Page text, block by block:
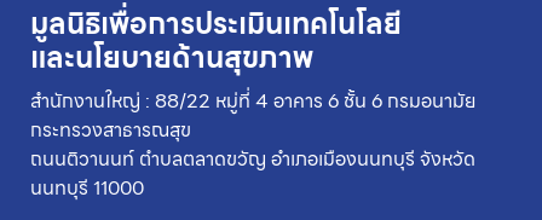
มูลนิธิเพื่อการประเมินเทคโนโลยี
และนโยบายด้านสุขภาพ
สำนักงานใหญ่ : 88/22 หมู่ที่ 4 อาคาร 6 ชั้น 6 กรมอนามัย
กระทรวงสาธารณสุข
ถนนติวานนท์ ตำบลตลาดขวัญ อำเภอเมืองนนทบุรี จังหวัด
นนทบุรี 11000